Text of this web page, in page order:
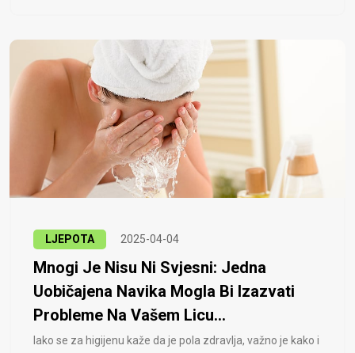
LJEPOTA 2025-04-04
Mnogi Je Nisu Ni Svjesni: Jedna
Uobičajena Navika Mogla Bi Izazvati
Probleme Na Vašem Licu...
Iako se za higijenu kaže da je pola zdravlja, važno je kako i